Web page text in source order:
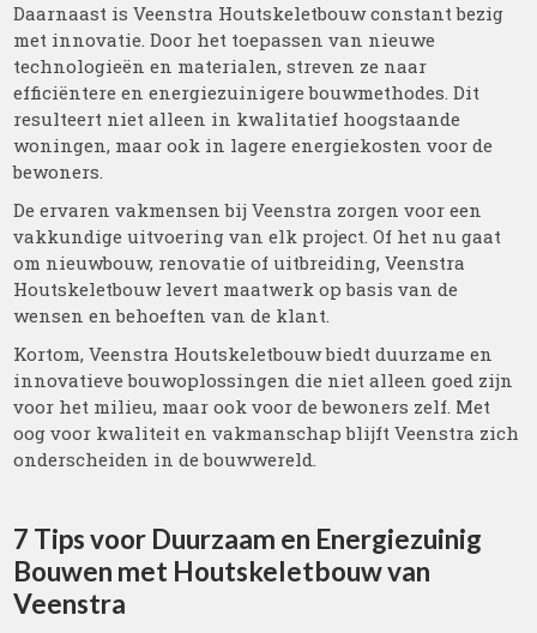
Daarnaast is Veenstra Houtskeletbouw constant bezig
met innovatie. Door het toepassen van nieuwe
technologieën en materialen, streven ze naar
efficiëntere en energiezuinigere bouwmethodes. Dit
resulteert niet alleen in kwalitatief hoogstaande
woningen, maar ook in lagere energiekosten voor de
bewoners.
De ervaren vakmensen bij Veenstra zorgen voor een
vakkundige uitvoering van elk project. Of het nu gaat
om nieuwbouw, renovatie of uitbreiding, Veenstra
Houtskeletbouw levert maatwerk op basis van de
wensen en behoeften van de klant.
Kortom, Veenstra Houtskeletbouw biedt duurzame en
innovatieve bouwoplossingen die niet alleen goed zijn
voor het milieu, maar ook voor de bewoners zelf. Met
oog voor kwaliteit en vakmanschap blijft Veenstra zich
onderscheiden in de bouwwereld.
7 Tips voor Duurzaam en Energiezuinig
Bouwen met Houtskeletbouw van
Veenstra